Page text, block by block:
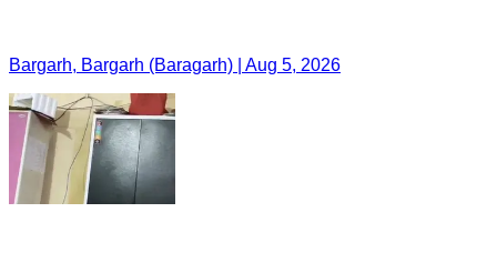
Bargarh, Bargarh (Baragarh) | Aug 5, 2026